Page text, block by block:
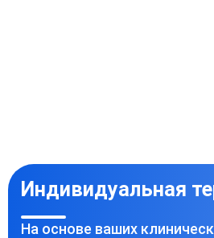
Индивидуальная
На основе ваших